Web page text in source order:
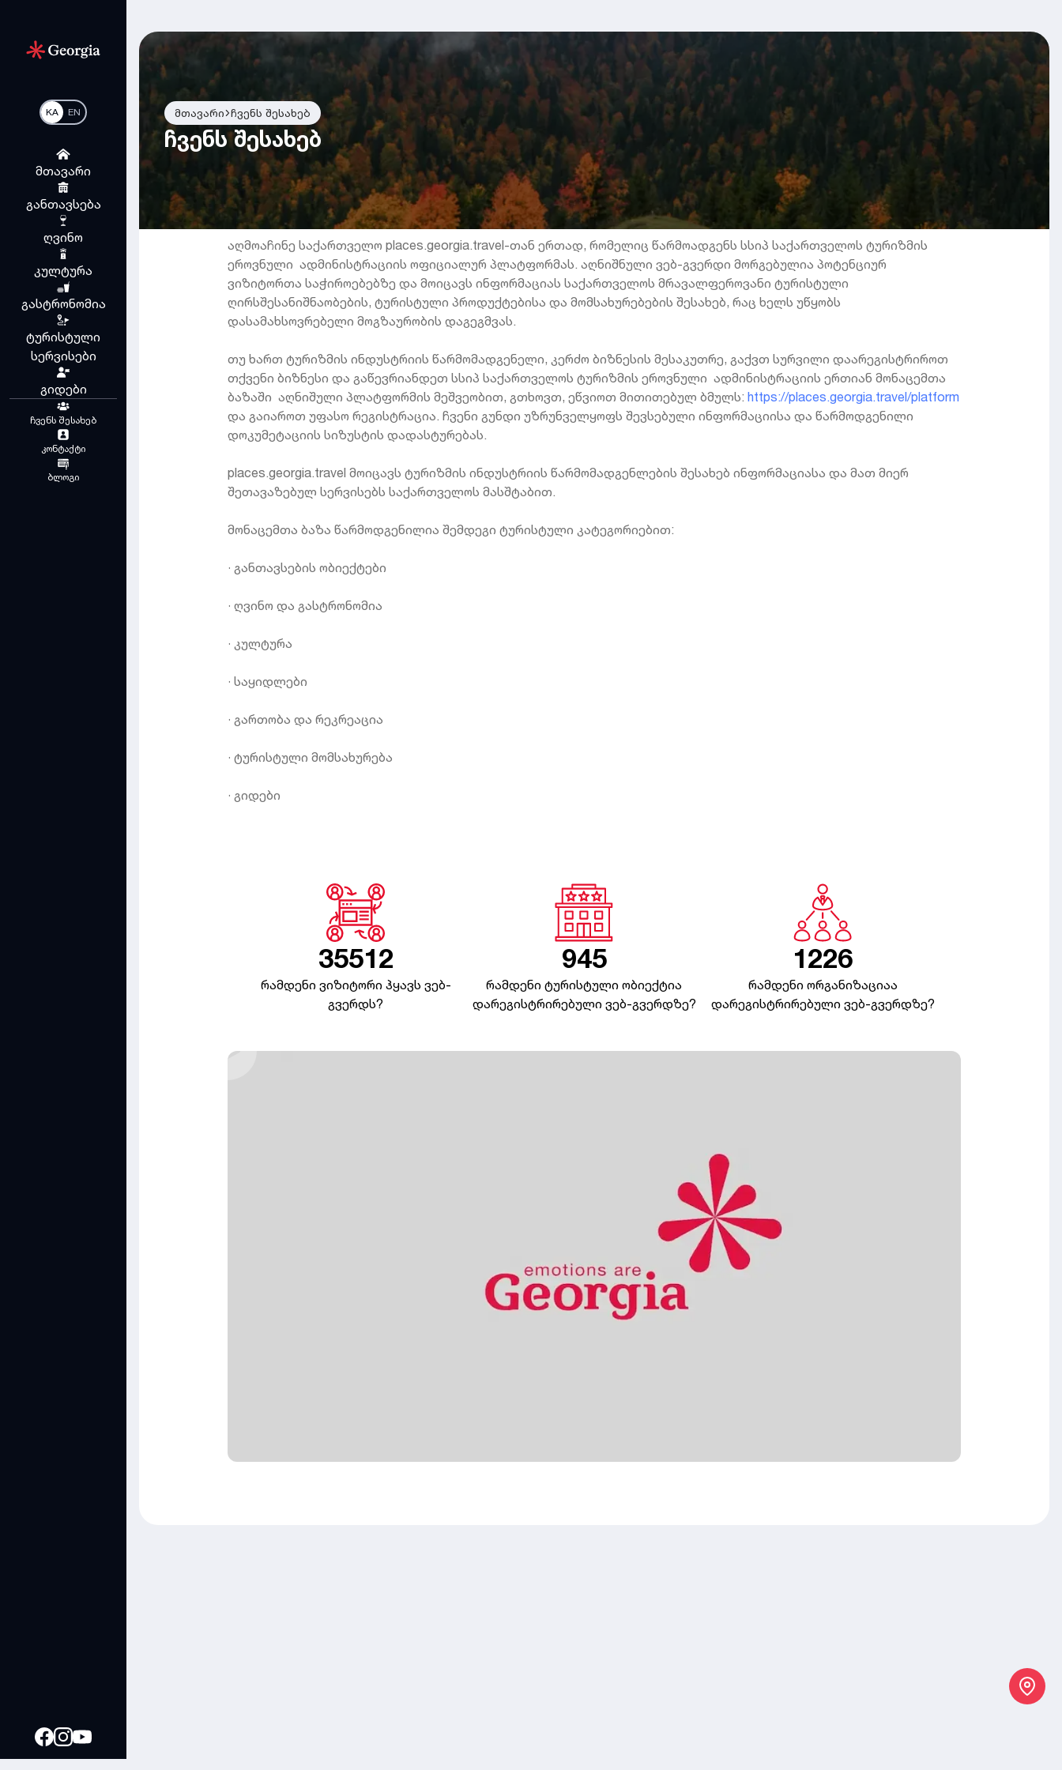
KA EN
მთავარი
განთავსება
ღვინო
კულტურა
გასტრონომია
ტურისტული
სერვისები
გიდები
ჩვენს შესახებ
კონტაქტი
ბლოგი
მთავარი ჩვენს შესახებ
ჩვენს შესახებ
აღმოაჩინე საქართველო places.georgia.travel-თან ერთად, რომელიც წარმოადგენს სსიპ საქართველოს ტურიზმის
ეროვნული ადმინისტრაციის ოფიციალურ პლატფორმას. აღნიშნული ვებ-გვერდი მორგებულია პოტენციურ
ვიზიტორთა საჭიროებებზე და მოიცავს ინფორმაციას საქართველოს მრავალფეროვანი ტურისტული
ღირსშესანიშნაობების, ტურისტული პროდუქტებისა და მომსახურებების შესახებ, რაც ხელს უწყობს
დასამახსოვრებელი მოგზაურობის დაგეგმვას.
თუ ხართ ტურიზმის ინდუსტრიის წარმომადგენელი, კერძო ბიზნესის მესაკუთრე, გაქვთ სურვილი დაარეგისტრიროთ
თქვენი ბიზნესი და გაწევრიანდეთ სსიპ საქართველოს ტურიზმის ეროვნული ადმინისტრაციის ერთიან მონაცემთა
ბაზაში აღნიშული პლატფორმის მეშვეობით, გთხოვთ, ეწვიოთ მითითებულ ბმულს: https://places.georgia.travel/platform
და გაიაროთ უფასო რეგისტრაცია. ჩვენი გუნდი უზრუნველყოფს შევსებული ინფორმაციისა და წარმოდგენილი
დოკუმეტაციის სიზუსტის დადასტურებას.
places.georgia.travel მოიცავს ტურიზმის ინდუსტრიის წარმომადგენლების შესახებ ინფორმაციასა და მათ მიერ
შეთავაზებულ სერვისებს საქართველოს მასშტაბით.
მონაცემთა ბაზა წარმოდგენილია შემდეგი ტურისტული კატეგორიებით:
· განთავსების ობიექტები
· ღვინო და გასტრონომია
· კულტურა
· საყიდლები
· გართობა და რეკრეაცია
· ტურისტული მომსახურება
· გიდები
35512
რამდენი ვიზიტორი ჰყავს ვებ-
გვერდს?
945
რამდენი ტურისტული ობიექტია
დარეგისტრირებული ვებ-გვერდზე?
1226
რამდენი ორგანიზაციაა
დარეგისტრირებული ვებ-გვერდზე?